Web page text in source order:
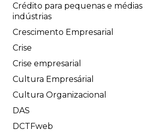
Crédito para pequenas e médias
indústrias
Crescimento Empresarial
Crise
Crise empresarial
Cultura Empresárial
Cultura Organizacional
DAS
DCTFweb